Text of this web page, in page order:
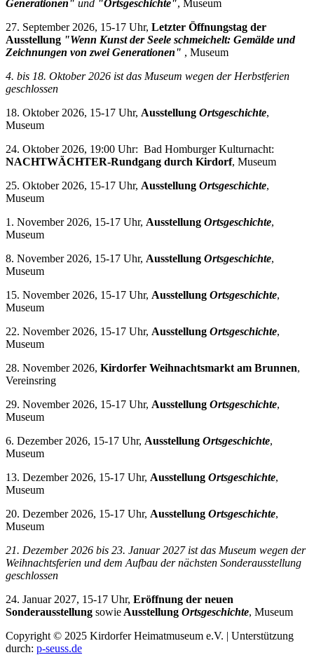
Generationen" und "Ortsgeschichte", Museum
27. September 2026, 15-17 Uhr, Letzter Öffnungstag der
Ausstellung "Wenn Kunst der Seele schmeichelt: Gemälde und
Zeichnungen von zwei Generationen" , Museum
4. bis 18. Oktober 2026 ist das Museum wegen der Herbstferien
geschlossen
18. Oktober 2026, 15-17 Uhr, Ausstellung Ortsgeschichte,
Museum
24. Oktober 2026, 19:00 Uhr: Bad Homburger Kulturnacht:
NACHTWÄCHTER-Rundgang durch Kirdorf, Museum
25. Oktober 2026, 15-17 Uhr, Ausstellung Ortsgeschichte,
Museum
1. November 2026, 15-17 Uhr, Ausstellung Ortsgeschichte,
Museum
8. November 2026, 15-17 Uhr, Ausstellung Ortsgeschichte,
Museum
15. November 2026, 15-17 Uhr, Ausstellung Ortsgeschichte,
Museum
22. November 2026, 15-17 Uhr, Ausstellung Ortsgeschichte,
Museum
28. November 2026, Kirdorfer Weihnachtsmarkt am Brunnen,
Vereinsring
29. November 2026, 15-17 Uhr, Ausstellung Ortsgeschichte,
Museum
6. Dezember 2026, 15-17 Uhr, Ausstellung Ortsgeschichte,
Museum
13. Dezember 2026, 15-17 Uhr, Ausstellung Ortsgeschichte,
Museum
20. Dezember 2026, 15-17 Uhr, Ausstellung Ortsgeschichte,
Museum
21. Dezember 2026 bis 23. Januar 2027 ist das Museum wegen der
Weihnachtsferien und dem Aufbau der nächsten Sonderausstellung
geschlossen
24. Januar 2027, 15-17 Uhr, Eröffnung der neuen
Sonderausstellung sowie Ausstellung Ortsgeschichte, Museum
Copyright © 2025 Kirdorfer Heimatmuseum e.V. | Unterstützung
durch: p-seuss.de